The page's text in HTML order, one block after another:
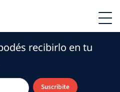
recibirlo en tu
Suscribite